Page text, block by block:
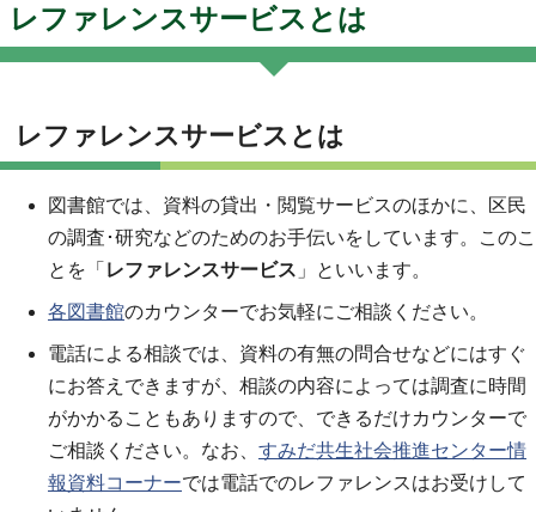
レファレンスサービスとは
レファレンスサービスとは
図書館では、資料の貸出・閲覧サービスのほかに、区民
の調査･研究などのためのお手伝いをしています。このこ
とを「 レファレンスサービス 」といいます。
各図書館のカウンターでお気軽にご相談ください。
電話による相談では、資料の有無の問合せなどにはすぐ
にお答えできますが、相談の内容によっては調査に時間
がかかることもありますので、できるだけカウンターで
ご相談ください。なお、 すみだ共生社会推進センター情
報資料コーナーでは電話でのレファレンスはお受けして